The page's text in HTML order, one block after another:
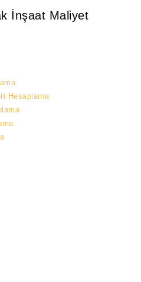
İnşaat Maliyet
Hesaplama